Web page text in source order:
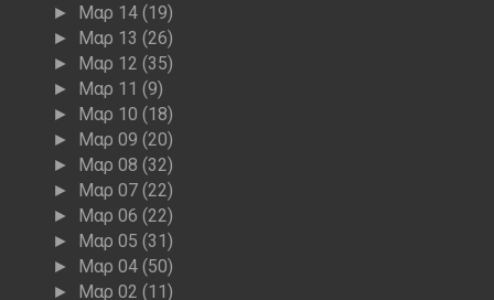
► Μαρ 14(19)
► Μαρ 13(26)
► Μαρ 12(35)
► Μαρ 11(9)
► Μαρ 10(18)
► Μαρ 09(20)
► Μαρ 08(32)
► Μαρ 07(22)
► Μαρ 06(22)
► Μαρ 05(31)
► Μαρ 04(50)
► Μαρ 02(11)